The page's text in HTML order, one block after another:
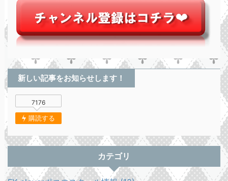
新しい記事をお知らせします！
7176
購読する
カテゴリ